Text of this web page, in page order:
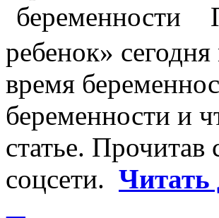
ребенок»
время
беременности и
статье.
соцсети. Читать